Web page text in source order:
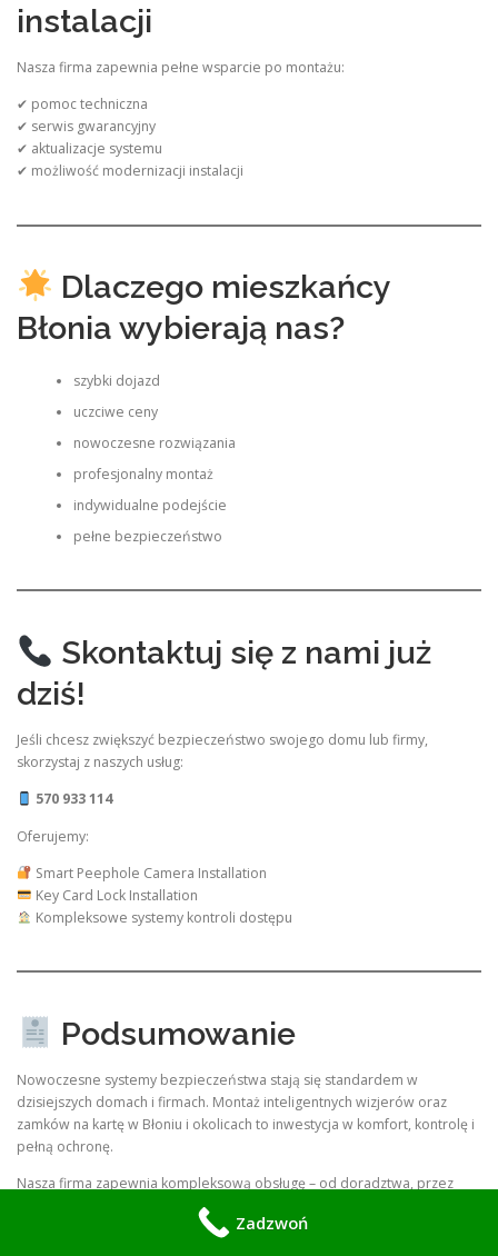
instalacji
Nasza firma zapewnia pełne wsparcie po montażu:
✔ pomoc techniczna
✔ serwis gwarancyjny
✔ aktualizacje systemu
✔ możliwość modernizacji instalacji
Dlaczego mieszkańcy
Błonia wybierają nas?
szybki dojazd
uczciwe ceny
nowoczesne rozwiązania
profesjonalny montaż
indywidualne podejście
pełne bezpieczeństwo
Skontaktuj się z nami już
dziś!
Jeśli chcesz zwiększyć bezpieczeństwo swojego domu lub firmy,
skorzystaj z naszych usług:
570 933 114
Oferujemy:
Smart Peephole Camera Installation
Key Card Lock Installation
Kompleksowe systemy kontroli dostępu
Podsumowanie
Nowoczesne systemy bezpieczeństwa stają się standardem w
dzisiejszych domach i firmach. Montaż inteligentnych wizjerów oraz
zamków na kartę w Błoniu i okolicach to inwestycja w komfort, kontrolę i
pełną ochronę.
Nasza firma zapewnia kompleksową obsługę – od doradztwa, przez
Zadzwoń: 570 933 114 i umów montaż już dziś!
Zadzwoń